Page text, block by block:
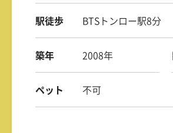
駅徒歩 BTSトンロー駅8分
築年 2008年
ペット 不可